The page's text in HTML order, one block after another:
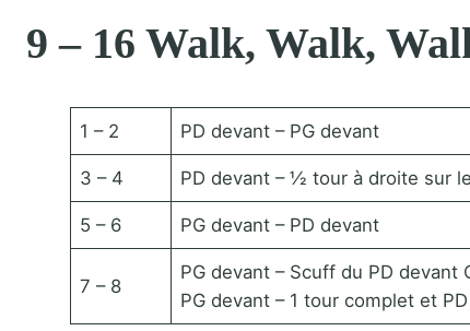
9 – 16 Walk, Walk,
1 – 2 PD devant – PG devant
3 – 4 PD devant – ½ tour à droite sur
5 – 6 PG devant – PD devant
7 – 8
PG devant – Scuff du PD
PG devant – 1 tour complet et